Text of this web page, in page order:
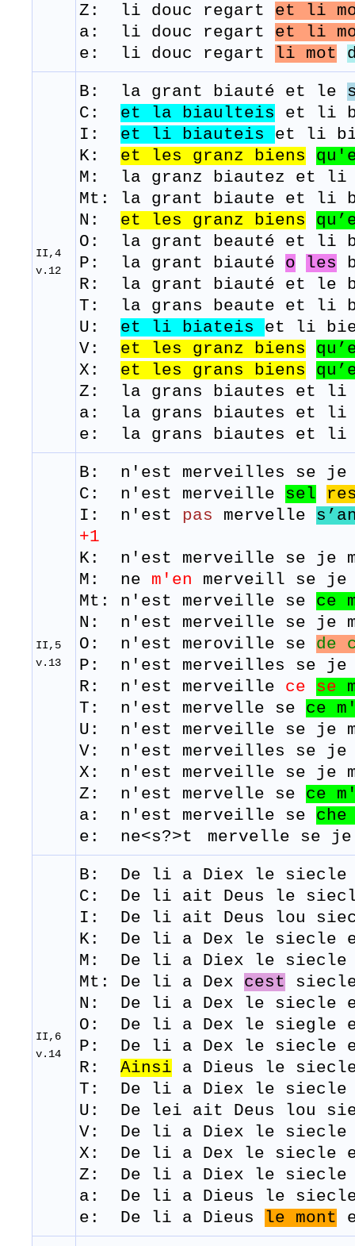
Z: li douc regart et li
a: li douc regart et li
e: li douc regart
li mot
II,4
v.12
B: la grant biauté et le
C: et la biaulteis et li
I: et li biauteis
et li
K: et les granz biens
M: la granz biautez et li
Mt: la grant biaute et li
N: et les granz biens
O: la grant beauté et li
P: la grant biauté o les
R: la grant biauté et le
T: la grans beaute et li
U: et li biateis
et li
V: et les granz biens
​X: et les grans biens
Z: la grans biautes et
a: la grans biautes et li
e: la grans biautes et li
II,5
v.13
B: n'est merveilles se j e
C: n'est merveille sel
I: n'est pas mervelle
+1
K: n'est merveille se je
M: ne m'en merveill se j e
Mt: n'est merveille se ce
N: n'est merveille se je
O: n'est meroville se de
P: n'est merveilles se je
R: n'est merveille ce se
T: n'est mervelle se ce
U: n'est merveille se je
V: n'est merveilles se je
X: n'est merveille se je
Z: n'est mervelle se ce
a: n'est merveille se che
e: ne<s?>t
mervelle se
II,6
v.14
B: De li a Diex le siecle
C: De li ait Deus le
I: De li ait Deus lou
K: De li a Dex le siecle
M: De
li a Diex le siecle
Mt: De li a Dex cest
N: De li a Dex le siecle
O: De li a Dex le siegle
P: De li a Dex le siecle
R: Ainsi a Dieus le
​T: De
li a Diex le siecle
U: De lei ait Deus lou
V: De li a Diex le siecle
X: De li a Dex le siecle
Z: De li a Diex le siecle
a: De li a Dieus le
e: De li a Dieus
le mont